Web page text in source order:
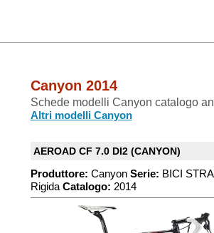
Canyon 2014
Schede modelli Canyon catalogo
Altri modelli Canyon
AEROAD CF 7.0 DI2 (CANYON)
Produttore: Canyon Serie: BICI
Rigida Catalogo: 2014